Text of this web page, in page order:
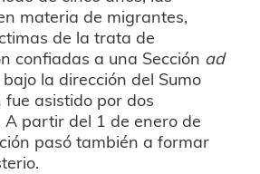
materia de migrantes,
de la trata de
confiadas a una Sección ad
la dirección del Sumo
fue asistido por dos
A partir del 1 de enero de
pasó también a formar